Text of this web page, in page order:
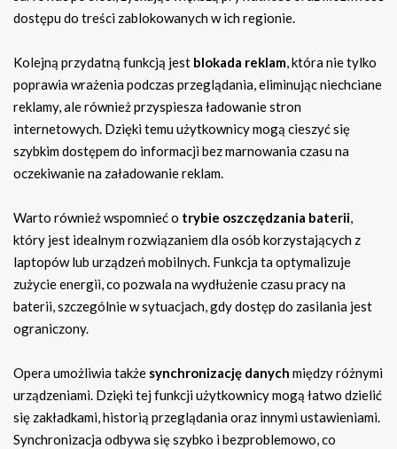
dostępu do treści zablokowanych w ich regionie.
Kolejną przydatną funkcją jest blokada reklam, która nie tylko
poprawia wrażenia podczas przeglądania, eliminując niechciane
reklamy, ale również przyspiesza ładowanie stron
internetowych. Dzięki temu użytkownicy mogą cieszyć się
szybkim dostępem do informacji bez marnowania czasu na
oczekiwanie na załadowanie reklam.
Warto również wspomnieć o trybie oszczędzania baterii,
który jest idealnym rozwiązaniem dla osób korzystających z
laptopów lub urządzeń mobilnych. Funkcja ta optymalizuje
zużycie energii, co pozwala na wydłużenie czasu pracy na
baterii, szczególnie w sytuacjach, gdy dostęp do zasilania jest
ograniczony.
Opera umożliwia także synchronizację danych między różnymi
urządzeniami. Dzięki tej funkcji użytkownicy mogą łatwo dzielić
się zakładkami, historią przeglądania oraz innymi ustawieniami.
Synchronizacja odbywa się szybko i bezproblemowo, co